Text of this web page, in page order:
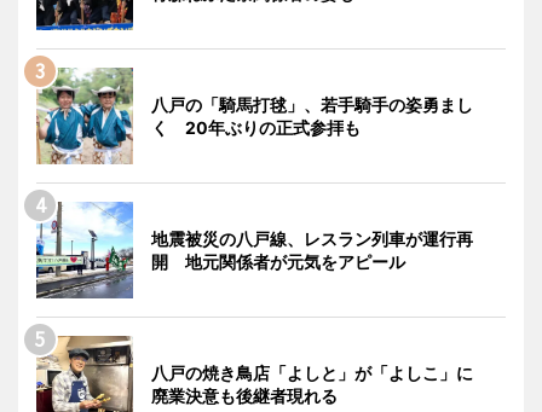
八戸の「騎馬打毬」、若手騎手の姿勇まし
く 20年ぶりの正式参拝も
地震被災の八戸線、レスラン列車が運行再
開 地元関係者が元気をアピール
八戸の焼き鳥店「よしと」が「よしこ」に
廃業決意も後継者現れる